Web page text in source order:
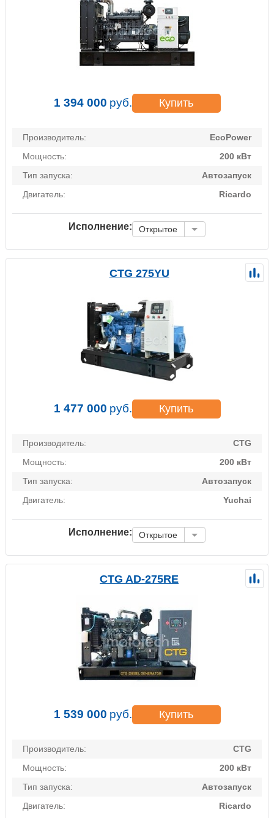
1 394 000 руб. Купить
Производитель:
EcoPower
Мощность:
200 кВт
Тип запуска:
Автозапуск
Двигатель:
Ricardo
Исполнение: Открытое
CTG 275YU
1 477 000 руб. Купить
Производитель:
CTG
Мощность:
200 кВт
Тип запуска:
Автозапуск
Двигатель:
Yuchai
Исполнение: Открытое
CTG AD-275RE
1 539 000 руб. Купить
Производитель:
CTG
Мощность:
200 кВт
Тип запуска:
Автозапуск
Двигатель:
Ricardo